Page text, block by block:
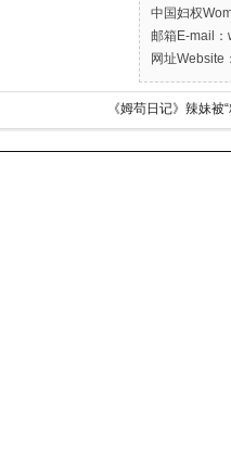
中国妇权
邮箱E-mail
网址Website
《姆苟日记》辣妹被